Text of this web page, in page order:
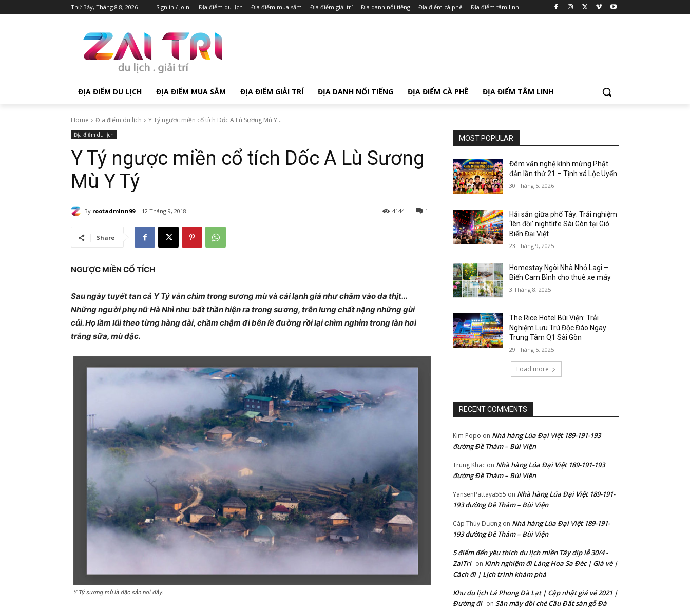
Thứ Bảy, Tháng 8 8, 2026 Sign in / Join Địa điểm du lịch Địa điểm mua sắm Địa điểm giải trí Địa danh nổi tiếng Địa điểm cà phê Địa điểm tâm linh
ĐỊA ĐIỂM DU LỊCH ĐỊA ĐIỂM MUA SẮM ĐỊA ĐIỂM GIẢI TRÍ ĐỊA DANH NỔI TIẾNG ĐỊA ĐIỂM CÀ PHÊ ĐỊA ĐIỂM TÂM LINH
Home Địa điểm du lịch Y Tý ngược miền cổ tích Dốc A Lù Sương Mù Y...
Địa điểm du lịch
Y Tý ngược miền cổ tích Dốc A Lù Sương
Mù Y Tý
By rootadmlnn99 12 Tháng 9, 2018 1
4144
Share
NGƯỢC MIỀN CỔ TÍCH
Sau ngày tuyết tan cả Y Tý vẫn chìm trong sương mù và cái lạnh giá như châm vào da thịt…
Những người phụ nữ Hà Nhì như bất thần hiện ra trong sương, trên lưng chất nặng những gùi
củi. Họ lầm lũi theo từng hàng dài, chầm chậm đi bên lề đường rồi lại chìm nghỉm trong làn hơi
trắng sữa, mù đặc.
Y Tý sương mù là đặc sản nơi đây.
MOST POPULAR
Đêm văn nghệ kính mừng Phật
đản lần thứ 21 – Tịnh xá Lộc Uyển
30 Tháng 5, 2026
Hải sản giữa phố Tây: Trải nghiệm
‘lên đời’ nightlife Sài Gòn tại Gió
Biển Đại Việt
23 Tháng 9, 2025
Homestay Ngôi Nhà Nhỏ Lagi –
Biển Cam Bình cho thuê xe máy
3 Tháng 8, 2025
The Rice Hotel Bùi Viện: Trải
Nghiệm Lưu Trú Độc Đáo Ngay
Trung Tâm Q1 Sài Gòn
29 Tháng 5, 2025
Load more
RECENT COMMENTS
Kim Popo on Nhà hàng Lúa Đại Việt 189-191-193
đường Đề Thám – Bùi Viện
Trung Khac on Nhà hàng Lúa Đại Việt 189-191-193
đường Đề Thám – Bùi Viện
YansenPattaya555 on Nhà hàng Lúa Đại Việt 189-191-
193 đường Đề Thám – Bùi Viện
Cáp Thùy Dương on Nhà hàng Lúa Đại Việt 189-191-
193 đường Đề Thám – Bùi Viện
5 điểm đến yêu thích du lịch miền Tây dịp lễ 30/4 -
ZaiTri on Kinh nghiệm đi Làng Hoa Sa Đéc | Giá vé |
Cách đi | Lịch trình khám phá
Khu du lịch Lá Phong Đà Lạt | Cập nhật giá vé 2021 |
Đường đi on Săn mây đồi chè Cầu Đất sàn gỗ Đà